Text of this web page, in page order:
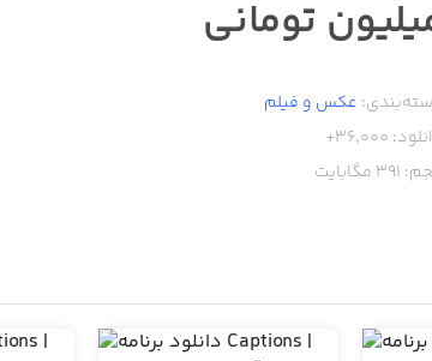
تومانی
عکس و فیلم
36,000+
391 مگابایت